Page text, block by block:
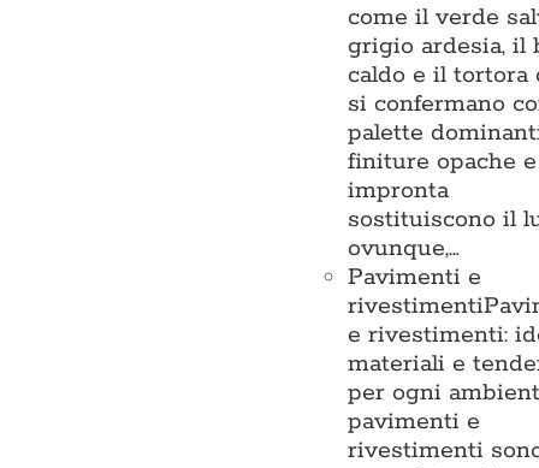
come il verde
grigio ardesia, il
caldo e il tortora
si confermano
palette
finiture opache
impronta
sostituiscono il
ovunque,…
Pavimenti e
rivestimenti
e rivestimenti:
materiali e
per ogni
pavimenti e
rivestimenti